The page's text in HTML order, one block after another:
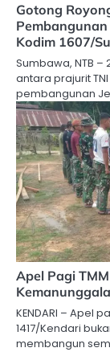
Gotong
Kodim 1607/
Sumbawa, NTB
antara prajurit
pembangunan
Apel Pagi
KENDARI – Apel
1417/Kendari
membangun